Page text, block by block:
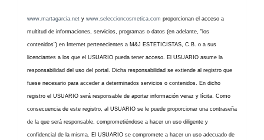
www.martagarcia.net y www.seleccioncosmetica.com proporcionan el acceso a
multitud de informaciones, servicios, programas o datos (en adelante, "los
contenidos") en Internet pertenecientes a M&J ESTETICISTAS, C.B. o a sus
licenciantes a los que el USUARIO pueda tener acceso. El USUARIO asume la
responsabilidad del uso del portal. Dicha responsabilidad se extiende al registro que
fuese necesario para acceder a determinados servicios o contenidos. En dicho
registro el USUARIO será responsable de aportar información veraz y lícita. Como
consecuencia de este registro, al USUARIO se le puede proporcionar una contraseña
de la que será responsable, comprometiéndose a hacer un uso diligente y
confidencial de la misma. El USUARIO se compromete a hacer un uso adecuado de